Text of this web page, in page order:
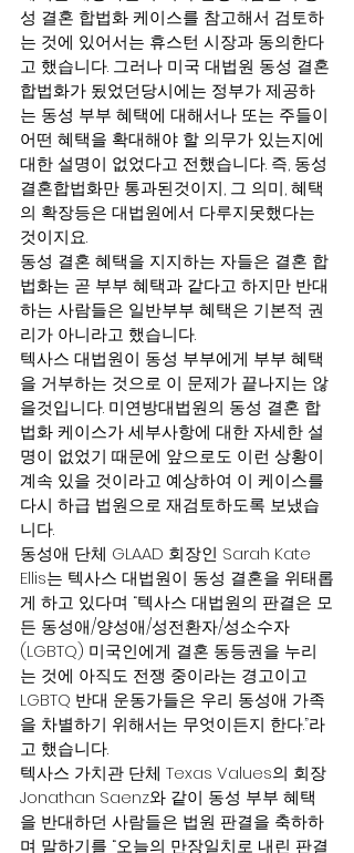
성 결혼 합법화 케이스를 참고해서 검토하
는 것에 있어서는 휴스턴 시장과 동의한다
고 했습니다. 그러나 미국 대법원 동성 결혼
합법화가 됬었던당시에는 정부가 제공하
는 동성 부부 혜택에 대해서나 또는 주들이
어떤 혜택을 확대해야 할 의무가 있는지에
대한 설명이 없었다고 전했습니다. 즉, 동성
결혼합법화만 통과된것이지, 그 의미, 혜택
의 확장등은 대법원에서 다루지못했다는
것이지요.
동성 결혼 혜택을 지지하는 자들은 결혼 합
법화는 곧 부부 혜택과 같다고 하지만 반대
하는 사람들은 일반부부 혜택은 기본적 권
리가 아니라고 했습니다.
텍사스 대법원이 동성 부부에게 부부 혜택
을 거부하는 것으로 이 문제가 끝나지는 않
을것입니다. 미연방대법원의 동성 결혼 합
법화 케이스가 세부사항에 대한 자세한 설
명이 없었기 때문에 앞으로도 이런 상황이
계속 있을 것이라고 예상하여 이 케이스를
다시 하급 법원으로 재검토하도록 보냈습
니다.
동성애 단체 GLAAD 회장인 Sarah Kate
Ellis는 텍사스 대법원이 동성 결혼을 위태롭
게 하고 있다며 “텍사스 대법원의 판결은 모
든 동성애/양성애/성전환자/성소수자
(LGBTQ) 미국인에게 결혼 동등권을 누리
는 것에 아직도 전쟁 중이라는 경고이고
LGBTQ 반대 운동가들은 우리 동성애 가족
을 차별하기 위해서는 무엇이든지 한다.”라
고 했습니다.
텍사스 가치관 단체 Texas Values의 회장
Jonathan Saenz와 같이 동성 부부 혜택
을 반대하던 사람들은 법원 판결을 축하하
며 말하기를 “오늘의 만장일치로 내린 판결